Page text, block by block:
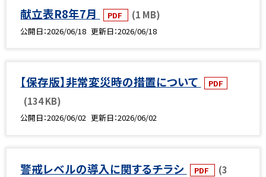
献立表R8年7月 PDF (1 MB)
公開日 2026/06/18 更新日 2026/06/18
【保存版】非常変災時の措置について PDF
(134 KB)
公開日 2026/06/02 更新日 2026/06/02
警戒レベルの導入に関するチラシ PDF
(3